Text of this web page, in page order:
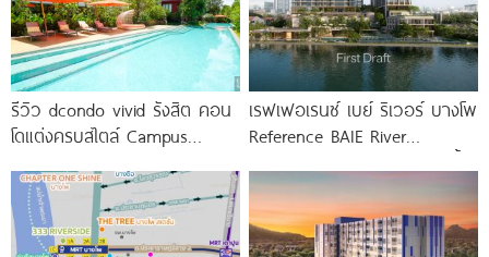
รีวิว dcondo vivid รังสิต คอน
โดแต่งครบสไตล์ Campus
พร้อมรับ-ส่ง
เรฟเฟอเรนซ์ เบย์ ริเวอร์ บางโพ
Reference BAIE River
จาก